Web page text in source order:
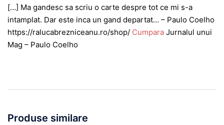
[…] Ma gandesc sa scriu o carte despre tot ce mi s-a
intamplat. Dar este inca un gand departat… – Paulo Coelho
https://ralucabrezniceanu.ro/shop/ Cumpara Jurnalul unui
Mag – Paulo Coelho
Produse similare